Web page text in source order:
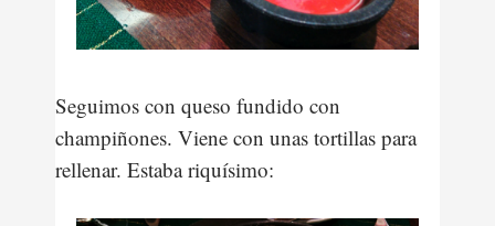
Seguimos con queso fundido con
champiñones. Viene con unas tortillas para
rellenar. Estaba riquísimo: